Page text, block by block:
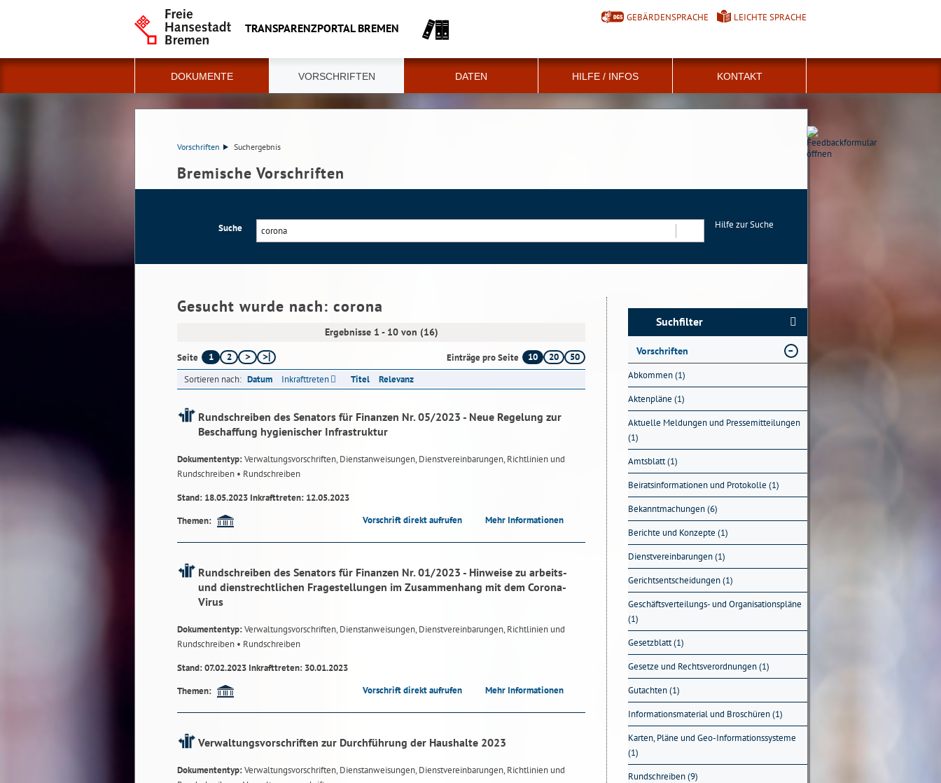
TRANSPARENZPORTAL BREMEN
GEBÄRDENSPRACHE LEICHTE SPRACHE
DOKUMENTE VORSCHRIFTEN DATEN HILFE / INFOS KONTAKT
Vorschriften Suchergebnis
Bremische Vorschriften
Suche
Hilfe zur Suche
Gesucht wurde nach: corona
Ergebnisse 1 - 10 von (16)
Seite 1 2 Einträge pro Seite 10 20
50
Sortieren nach: Datum Inkrafttreten Titel Relevanz
Rundschreiben des Senators für Finanzen Nr. 05/2023 - Neue Regelung zur
Beschaffung hygienischer Infrastruktur
Dokumententyp:Verwaltungsvorschriften, Dienstanweisungen, Dienstvereinbarungen, Richtlinien und
Rundschreiben • Rundschreiben
Stand: 18.05.2023 Inkrafttreten: 12.05.2023
Themen:
Vorschrift direkt aufrufen Mehr Informationen
Rundschreiben des Senators für Finanzen Nr. 01/2023 - Hinweise zu arbeits-
und dienstrechtlichen Fragestellungen im Zusammenhang mit dem Corona-
Virus
Dokumententyp:Verwaltungsvorschriften, Dienstanweisungen, Dienstvereinbarungen, Richtlinien und
Rundschreiben • Rundschreiben
Stand: 07.02.2023 Inkrafttreten: 30.01.2023
Themen:
Vorschrift direkt aufrufen Mehr Informationen
Verwaltungsvorschriften zur Durchführung der Haushalte 2023
Dokumententyp:Verwaltungsvorschriften, Dienstanweisungen, Dienstvereinbarungen, Richtlinien und
Suchfilter
Vorschriften
Abkommen (1)
Aktenpläne (1)
Aktuelle Meldungen und Pressemitteilungen
(1)
Amtsblatt (1)
Beiratsinformationen und Protokolle (1)
Bekanntmachungen (6)
Berichte und Konzepte (1)
Dienstvereinbarungen (1)
Gerichtsentscheidungen (1)
Geschäftsverteilungs- und Organisationspläne
(1)
Gesetzblatt (1)
Gesetze und Rechtsverordnungen (1)
Gutachten (1)
Informationsmaterial und Broschüren (1)
Karten, Pläne und Geo-Informationssysteme
(1)
Rundschreiben (9)